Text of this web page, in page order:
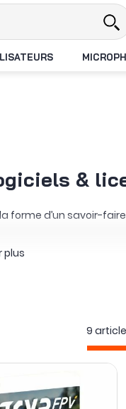
&
forme d’un savoir-
et la réglage de votre
choisi.
de simulateurs FPV sur
ont
plus
9